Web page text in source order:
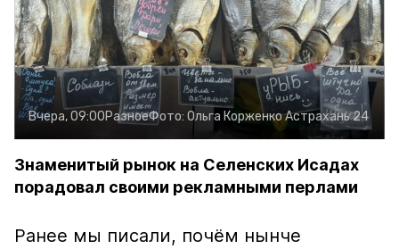
Вчера, 09:00РазноеФото: Ольга КорженкоАстрахань 24
Знаменитый рынок на Селенских Исадах
порадовал своими рекламными перлами
Ранее мы писали, почём нынче